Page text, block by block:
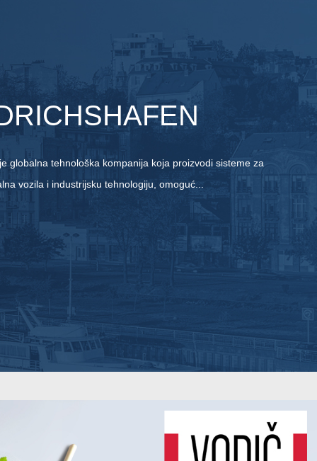
globalna tehnološka kompanija koja proizvodi sisteme za
vozila i industrijsku tehnologiju, omoguć...